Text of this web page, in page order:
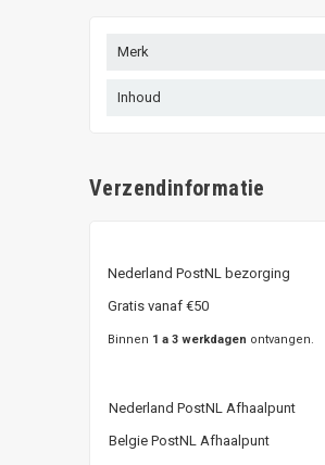
Merk
Inhoud
Verzendinformatie
Nederland PostNL
Gratis vanaf €50
Binnen 1 a 3 werkdagen ontvangen.
Nederland PostNL
Belgie PostNL Afhaalpunt